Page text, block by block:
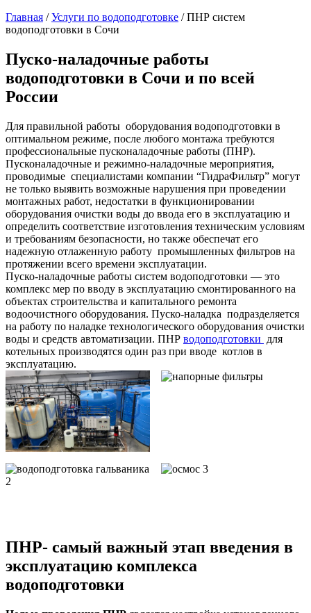
Главная /Услуги по водоподготовке /ПНР систем
водоподготовки в Сочи
Пуско-наладочные работы
водоподготовки в Сочи и по всей
России
Для правильной работы оборудования водоподготовки в
оптимальном режиме, после любого монтажа требуются
профессиональные пусконаладочные работы (ПНР).
Пусконаладочные и режимно-наладочные мероприятия,
проводимые специалистами компании “ГидраФильтр” могут
не только выявить возможные нарушения при проведении
монтажных работ, недостатки в функционировании
оборудования очистки воды до ввода его в эксплуатацию и
определить соответствие изготовления техническим условиям
и требованиям безопасности, но также обеспечат его
надежную отлаженную работу промышленных фильтров на
протяжении всего времени эксплуатации.
Пуско-наладочные работы систем водоподготовки — это
комплекс мер по вводу в эксплуатацию смонтированного на
объектах строительства и капитального ремонта
водоочистного оборудования. Пуско-наладка подразделяется
на работу по наладке технологического оборудования очистки
воды и средств автоматизации. ПНР водоподготовки для
котельных производятся один раз при вводе котлов в
эксплуатацию.
ПНР- самый важный этап введения в
эксплуатацию комплекса
водоподготовки